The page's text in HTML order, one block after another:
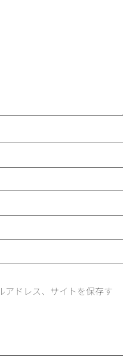
アドレス、サイトを保存す